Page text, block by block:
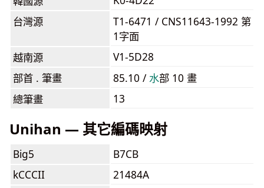
台灣源
T1-6471 / CNS11643-1992 第
1字面
越南源
V1-5D28
部首 . 筆畫
85.10 /⽔部 10 畫
總筆畫
13
Unihan — 其它編碼映射
Big5
B7CB
kCCCII
21484A